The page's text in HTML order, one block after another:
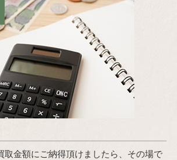
取金額にご納得頂けましたら、その場で